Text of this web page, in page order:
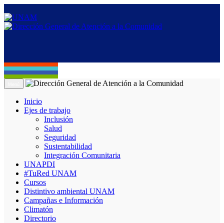
Inicio
Ejes de trabajo
Inclusión
Salud
Seguridad
Sustentabilidad
Integración Comunitaria
UNAPDI
#TuRed UNAM
Cursos
Distintivo ambiental UNAM
Campañas e Información
Climatón
Directorio